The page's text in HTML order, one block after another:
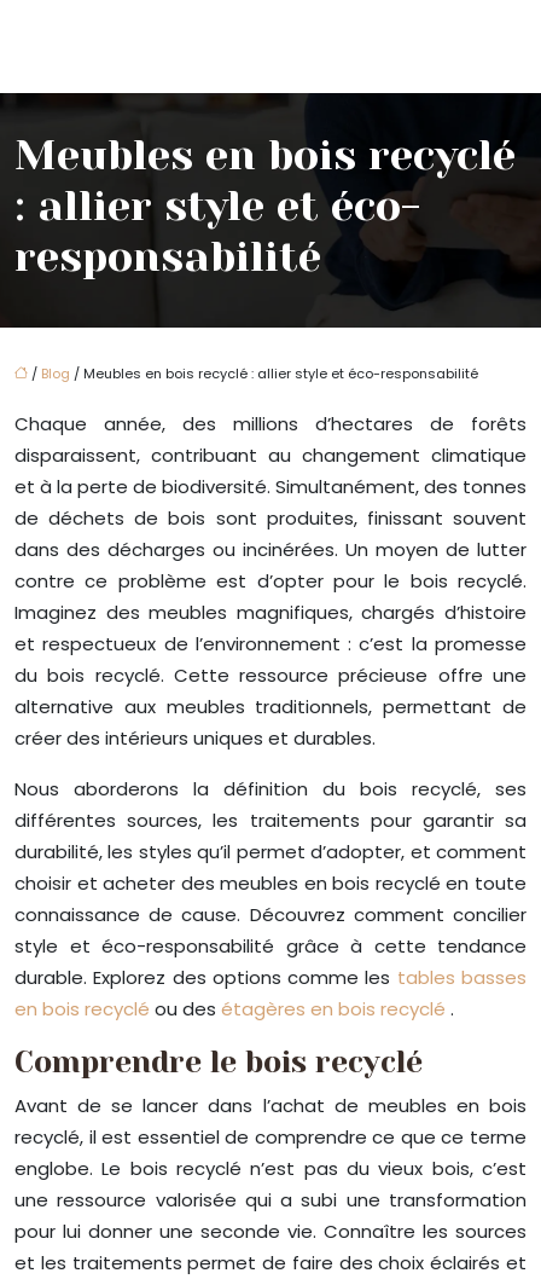
Meubles en bois recyclé
: allier style et éco-
responsabilité
/ Blog / Meubles en bois recyclé : allier style et éco-responsabilité
Chaque année, des millions d’hectares de forêts
disparaissent, contribuant au changement climatique
et à la perte de biodiversité. Simultanément, des tonnes
de déchets de bois sont produites, finissant souvent
dans des décharges ou incinérées. Un moyen de lutter
contre ce problème est d’opter pour le bois recyclé.
Imaginez des meubles magnifiques, chargés d’histoire
et respectueux de l’environnement : c’est la promesse
du bois recyclé. Cette ressource précieuse offre une
alternative aux meubles traditionnels, permettant de
créer des intérieurs uniques et durables.
Nous aborderons la définition du bois recyclé, ses
différentes sources, les traitements pour garantir sa
durabilité, les styles qu’il permet d’adopter, et comment
choisir et acheter des meubles en bois recyclé en toute
connaissance de cause. Découvrez comment concilier
style et éco-responsabilité grâce à cette tendance
durable. Explorez des options comme les tables basses
en bois recyclé ou des étagères en bois recyclé .
Comprendre le bois recyclé
Avant de se lancer dans l’achat de meubles en bois
recyclé, il est essentiel de comprendre ce que ce terme
englobe. Le bois recyclé n’est pas du vieux bois, c’est
une ressource valorisée qui a subi une transformation
pour lui donner une seconde vie. Connaître les sources
et les traitements permet de faire des choix éclairés et